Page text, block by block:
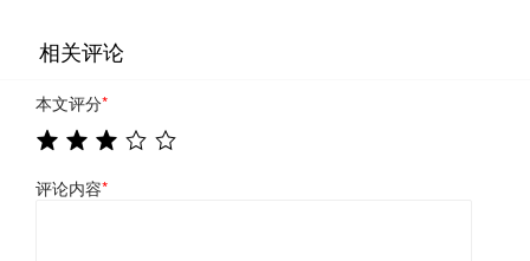
相关评论
本文评分*
评论内容*